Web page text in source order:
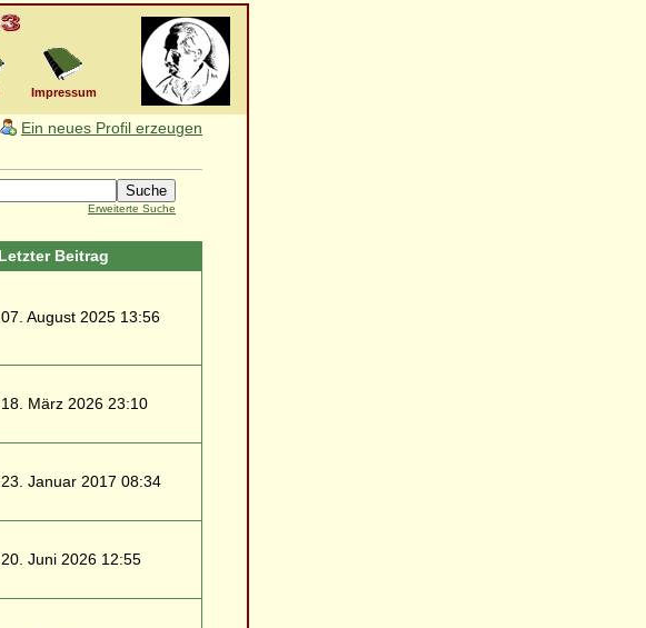
Impressum
Ein neues Profil erzeugen
Erweiterte Suche
Letzter Beitrag
07. August 2025 13:56
18. März 2026 23:10
23. Januar 2017 08:34
20. Juni 2026 12:55